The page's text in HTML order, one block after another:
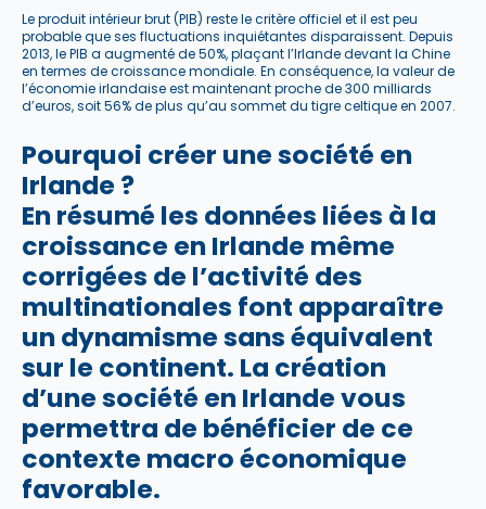
Le produit intérieur brut (PIB) reste le critère officiel et il est peu
probable que ses fluctuations inquiétantes disparaissent. Depuis
2013, le PIB a augmenté de 50%, plaçant l’Irlande devant la Chine
en termes de croissance mondiale. En conséquence, la valeur de
l’économie irlandaise est maintenant proche de 300 milliards
d’euros, soit 56% de plus qu’au sommet du tigre celtique en 2007.
Pourquoi créer une société en
Irlande ?
En résumé les données liées à la
croissance en Irlande même
corrigées de l’activité des
multinationales font apparaître
un dynamisme sans équivalent
sur le continent. La création
d’une société en Irlande vous
permettra de bénéficier de ce
contexte macro économique
favorable.